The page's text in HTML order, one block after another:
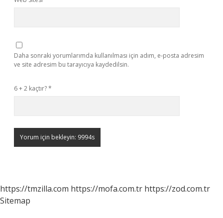
Daha sonraki yorumlarımda kullanılması için adım, e-posta adresim
ve site adresim bu tarayıcıya kaydedilsin.
6 + 2 kaçtır?*
https://tmzilla.com https://mofa.com.tr https://zod.com.tr
Sitemap